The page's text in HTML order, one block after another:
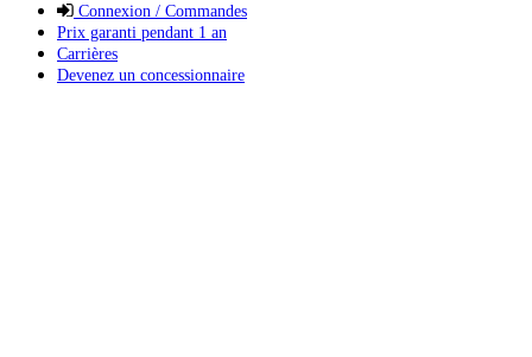
Connexion / Commandes
Prix garanti pendant 1 an
Carrières
Devenez un concessionnaire